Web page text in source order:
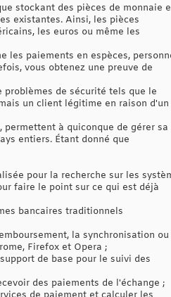
stockant des pièces de monnaie
existantes. Ainsi, les pièces
les euros ou même les
les paiements en espèces,
vous obtenez une preuve de
problèmes de sécurité tels que le
un client légitime en raison d'un
à quiconque de gérer sa
entiers. Étant donné que
pour la recherche sur les
faire le point sur ce qui est déjà
bancaires traditionnels
la synchronisation ou
Firefox et Opera ;
de base pour le suivi des
des paiements de l'échange ;